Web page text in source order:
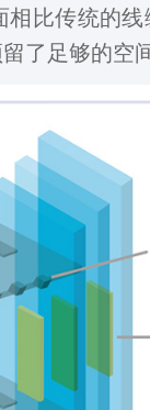
比传统的
了足够的空